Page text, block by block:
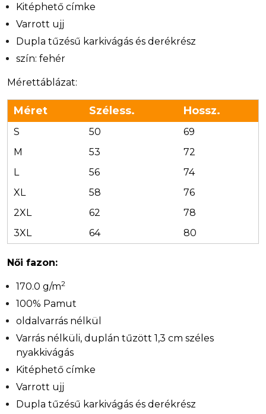
Kitéphető címke
Varrott ujj
Dupla tűzésű karkivágás és derékrész
szín: fehér
Mérettáblázat:
Méret Széless. Hossz.
S 50
69
M
53
72
L
56
74
XL
58
76
2XL
62
78
3XL
64 80
Női fazon:
170.0 g/m2
100% Pamut
oldalvarrás nélkül
Varrás nélküli, duplán tűzött 1,3 cm széles
nyakkivágás
Kitéphető címke
Varrott ujj
Dupla tűzésű karkivágás és derékrész